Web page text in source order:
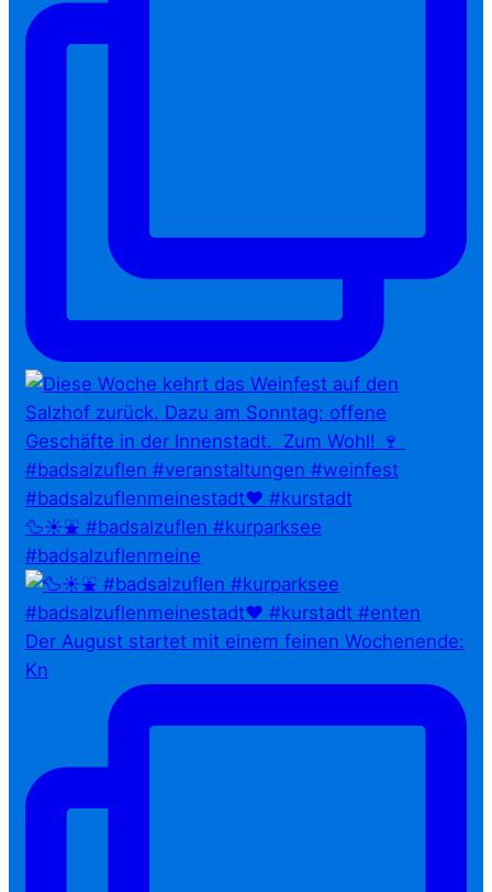
🦆☀️⛲ #badsalzuflen #kurparksee
#badsalzuflenmeine
Der August startet mit einem feinen Wochenende:
Kn